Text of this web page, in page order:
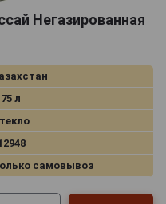
Негазированная
л
самовывоз